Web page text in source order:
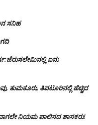
ಸನಿಹ
ಏನು
ತುಮಕೂರು, ತಿಪಟೂರಿನಲ್ಲಿ ಹೆಚ್ಚಿದ
ನಿಯಮ ಪಾಲಿಸದ ಶಾಸಕರು!